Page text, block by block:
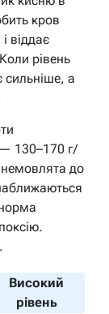
кров
віддає
рівень
сильніше, а
130–170 г/
до
Високий
рівень